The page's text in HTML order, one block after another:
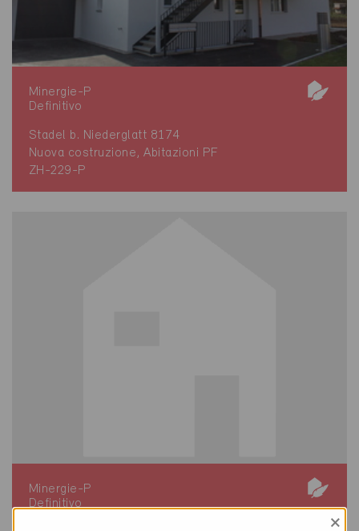
Minergie-P
Definitivo
Stadel b. Niederglatt 8174
Nuova costruzione, Abitazioni PF
ZH-229-P
Minergie-P
Definitivo
×